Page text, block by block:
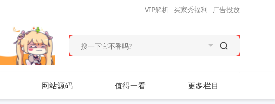
广告投放
买家秀福利
VIP解析
网站源码 值得一看 更多栏目